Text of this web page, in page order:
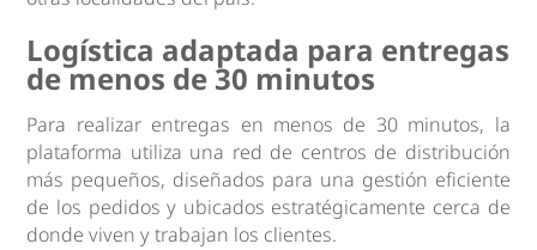
Logística adaptada para entregas
de menos de 30 minutos
Para realizar entregas en menos de 30 minutos, la
plataforma utiliza una red de centros de distribución
más pequeños, diseñados para una gestión eficiente
de los pedidos y ubicados estratégicamente cerca de
donde viven y trabajan los clientes.